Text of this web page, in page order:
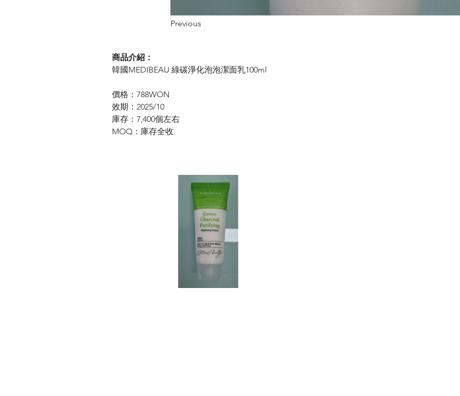
Previous
商品介紹：
韓國MEDIBEAU 綠碳淨化泡泡潔面乳100ml
價格：788WON
效期：2025/10
庫存：7,400個左右
MOQ：庫存全收